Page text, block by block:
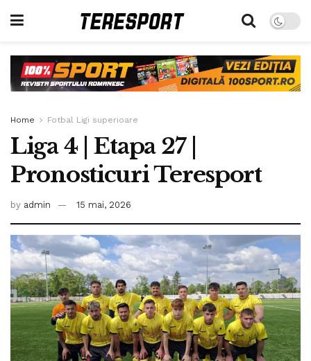
Home Fotbal Ligi superioare
Liga 4 | Etapa 27 |
Pronosticuri Teresport
by admin 15 mai, 2026